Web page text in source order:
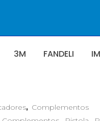
3M FANDELI
, Complementos